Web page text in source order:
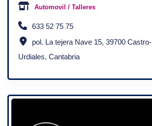
Automovil / Talleres
633 52 75 75
pol. La tejera Nave 15, 39700 Castro-
Urdiales, Cantabria